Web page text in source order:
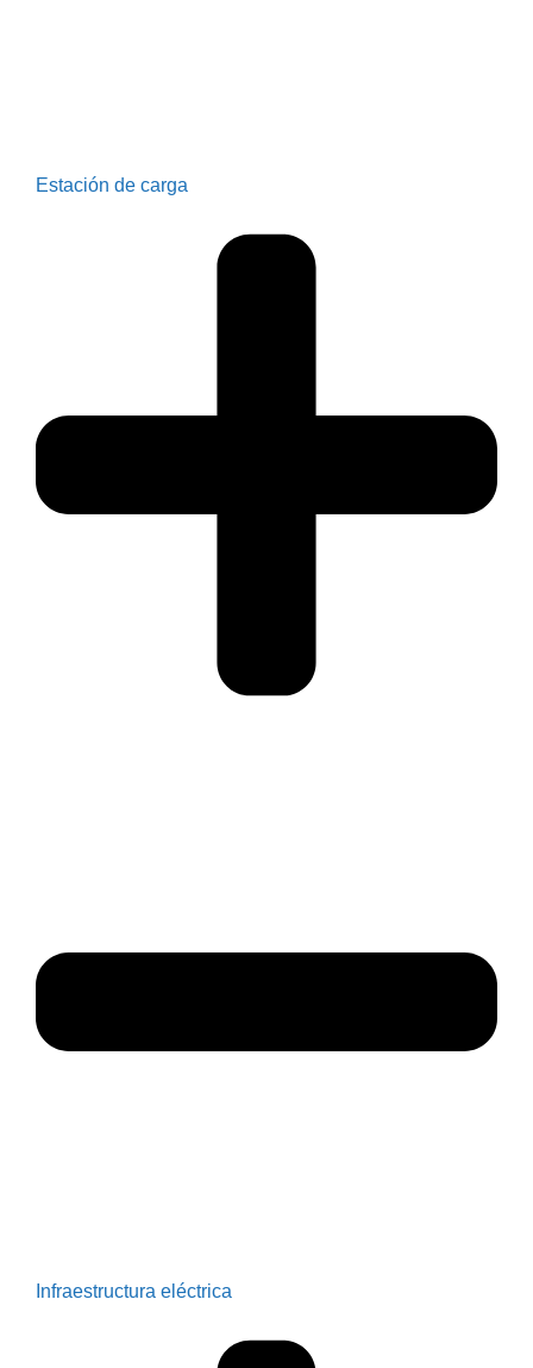
Estación de carga
Infraestructura eléctrica